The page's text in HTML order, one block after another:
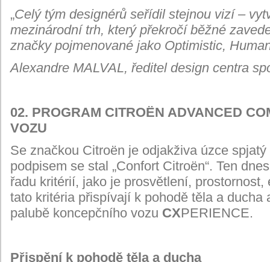
„Celý tým designérů seřídil stejnou vizí –
mezinárodní trh, který překročí běžné
značky pojmenované jako Optimistic,
Alexandre MALVAL, ředitel design centra
02. PROGRAM CITROËN ADVANCED
VOZU
Se značkou Citroën je odjakživa úzce
podpisem se stal „Confort Citroën“. Ten
řadu kritérií, jako je prosvětlení,
tato kritéria přispívají k pohodě těla a ducha
palubě koncepčního vozu CXPERIENCE.
Přispění k pohodě těla a ducha